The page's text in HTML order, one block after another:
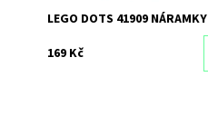
LEGO DOTS 41909
169 Kč